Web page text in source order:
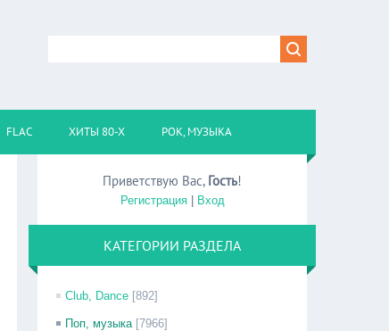
FLAC ХИТЫ 80-Х РОК, МУЗЫКА
Приветствую Вас, Гость!
Регистрация| Вход
КАТЕГОРИИ РАЗДЕЛА
Club, Dance [892]
Поп, музыка [7966]